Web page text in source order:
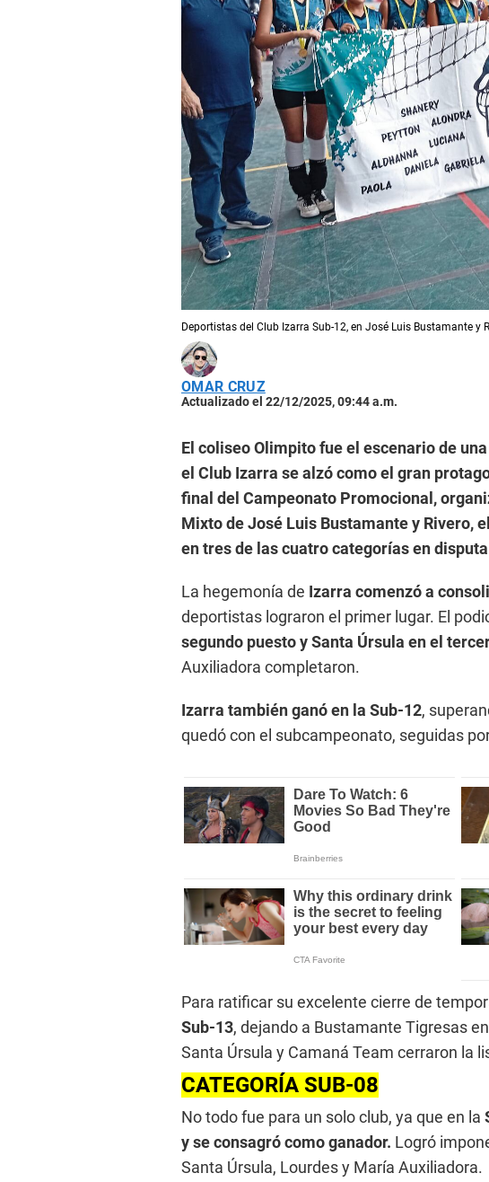
Deportistas del Club Izarra Sub-12, en José Luis Bustamante y
OMAR CRUZ
Actualizado el 22/12/2025, 09:44 a.m.
El coliseo Olimpito fue el escenario de
el Club Izarra se alzó como el gran
final del Campeonato Promocional,
Mixto de José Luis Bustamante y Rivero,
en tres de las cuatro categorías en
La hegemonía de Izarra comenzó a
deportistas lograron el primer lugar. El
segundo puesto y Santa Úrsula en el
Auxiliadora completaron.
Izarra también ganó en la Sub-12,
quedó con el subcampeonato, seguidas
Para ratificar su excelente cierre de
Sub-13, dejando a Bustamante Tigresas
Santa Úrsula y Camaná Team cerraron la
CATEGORÍA SUB-08
No todo fue para un solo club, ya que en la
y se consagró como ganador. Logró
Santa Úrsula, Lourdes y María Auxiliadora.